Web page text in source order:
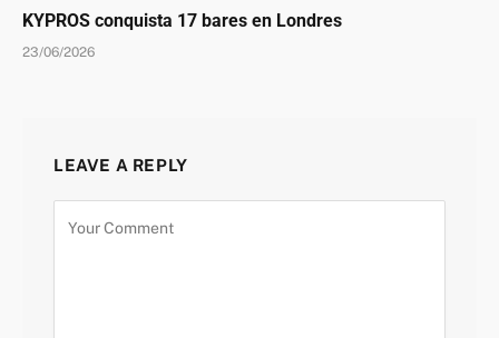
KYPROS conquista 17 bares en Londres
23/06/2026
LEAVE A REPLY